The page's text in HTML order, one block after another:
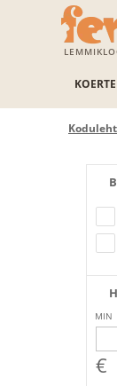
Koduleht
MIN
€